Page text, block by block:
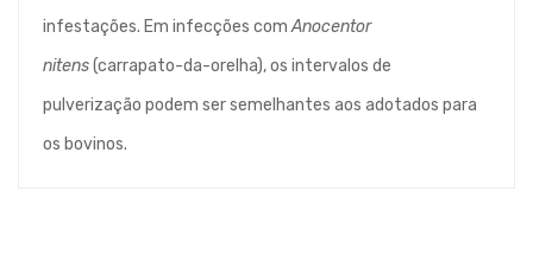
infestações. Em infecções comAnocentor
nitens(carrapato-da-orelha), os intervalos de
pulverização podem ser semelhantes aos adotados para
os bovinos.